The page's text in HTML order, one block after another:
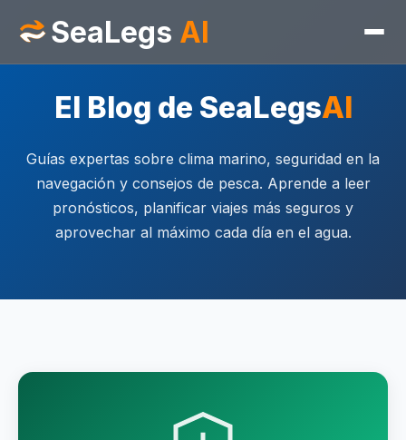
SeaLegs AI
El Blog de SeaLegsAI
Guías expertas sobre clima marino, seguridad en la
navegación y consejos de pesca. Aprende a leer
pronósticos, planificar viajes más seguros y
aprovechar al máximo cada día en el agua.